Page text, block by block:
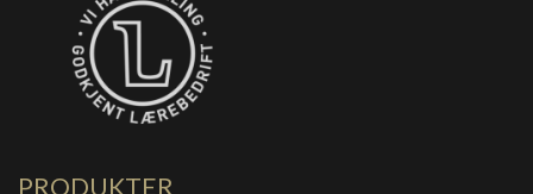
PRODUKTER